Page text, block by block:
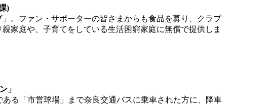
)
。ファン・サポーターの皆さまからも食品を募り、クラブ
家庭や、子育てをしている生活困窮家庭に無償で提供しま
」
る「市営球場」まで奈良交通バスに乗車された方に、降車